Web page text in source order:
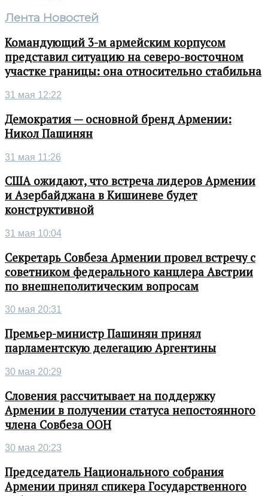
Лента Новостей
Командующий 3-м армейским корпусом
представил ситуацию на северо-восточном
участке границы: она относительно стабильна
31 мая 12:22
Демократия — основной бренд Армении:
Никол Пашинян
31 мая 11:26
США ожидают, что встреча лидеров Армении
и Азербайджана в Кишиневе будет
конструктивной
31 мая 10:04
Секретарь Совбеза Армении провел встречу с
советником федерального канцлера Австрии
по внешнеполитическим вопросам
30 мая 20:31
Премьер-министр Пашинян принял
парламентскую делегацию Аргентины
30 мая 20:29
Словения рассчитывает на поддержку
Армении в получении статуса непостоянного
члена Совбеза ООН
30 мая 20:23
Председатель Национального собрания
Армении принял спикера Государственного